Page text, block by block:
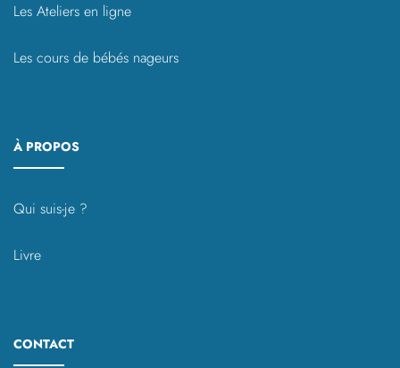
Les Ateliers en ligne
Les cours de bébés nageurs
À PROPOS
Qui suis-je ?
Livre
CONTACT